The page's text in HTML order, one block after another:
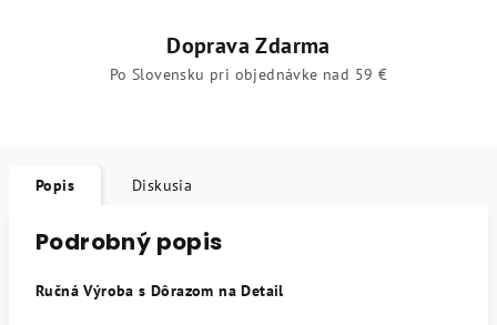
Doprava Zdarma
Po Slovensku pri objednávke nad 59 €
Popis Diskusia
Podrobný popis
Ručná Výroba s Dôrazom na Detail